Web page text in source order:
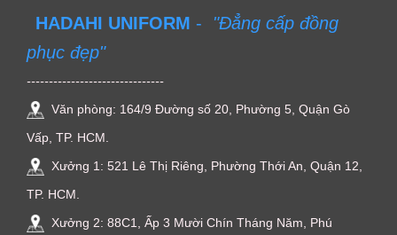
HADAHI UNIFORM - "Đẳng cấp đồng
phục đẹp"
-------------------------------
Văn phòng: 164/9 Đường số 20, Phường 5, Quận Gò
Vấp, TP. HCM.
Xưởng 1: 521 Lê Thị Riêng, Phường Thới An, Quận 12,
TP. HCM.
Xưởng 2: 88C1, Ấp 3 Mười Chín Tháng Năm, Phú